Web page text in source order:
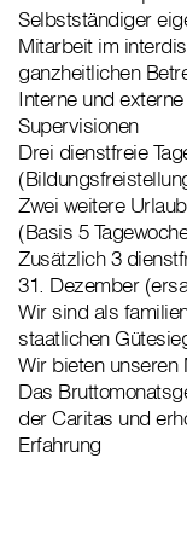
Selbstständiger
Mitarbeit im
ganzheitlichen
Interne und
Supervisionen
Drei dienstfreie
Zwei weitere
(Basis 5
Zusätzlich 3
31. Dezember
Wir sind als
staatlichen
Wir bieten unseren
Das
der Caritas und
Erfahrung